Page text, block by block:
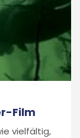
Film
vielfältig,